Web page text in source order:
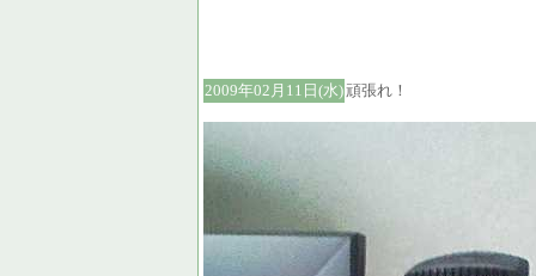
2009年02月11日(水)頑張れ！